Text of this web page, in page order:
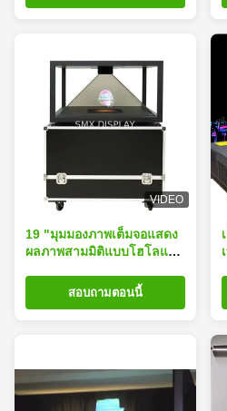
VIDEO
19 "มุมมองภาพเต็มจอแสดง
ผลภาพสามมิติแบบโฮโลแก
สอบถามตอนนี้